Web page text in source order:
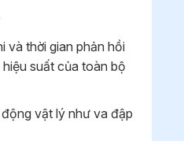
và thời gian phản hồi
suất của toàn bộ
vật lý như va đập